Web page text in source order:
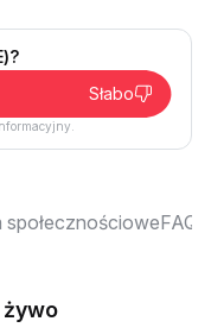
Słabo
społecznościoweFAQ
żywo